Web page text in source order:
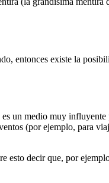
entonces existe la
un medio muy
(por ejemplo, para
esto decir que, por